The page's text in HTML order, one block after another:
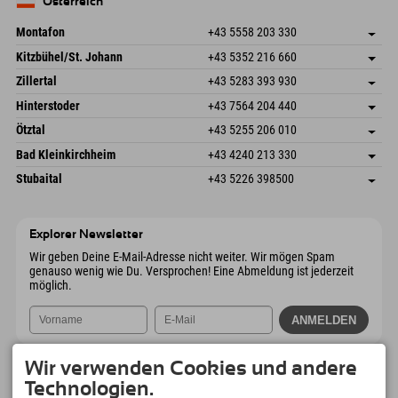
Montafon +43 5558 203 330
Dorfstr. 127b
6793 Gaschurn/Montafon
Österreich
Adresse speichern
Anreiseinfos
Buchen
Kitzbühel/St. Johann +43 5352 216 660
Speckbacherstraße 87
Österreich
Adresse speichern
Buchen
Zillertal +43 5283 393 930
Schmiedau 2
6272 Kaltenbach im Zillertal
Österreich
Adresse speichern
Anreiseinfos
Buchen
Hinterstoder +43 7564 204 440
Freizeitpark 10
Österreich
Adresse speichern
Buchen
Ötztal +43 5255 206 010
Gscheat 14
6441 Umhausen
Österreich
Adresse speichern
Anreiseinfos
Buchen
Bad Kleinkirchheim +43 4240 213 330
Dorfstraße 24
Adresse speichern
Stubaital +43 5226 398500
Explorer Newsletter
Wir geben Deine E-Mail-Adresse nicht weiter. Wir mögen Spam
genauso wenig wie Du. Versprochen! Eine Abmeldung ist jederzeit
möglich.
Wir verwenden Cookies und andere
Technologien.